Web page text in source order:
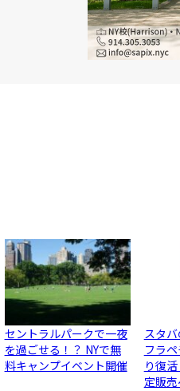
セントラルパークで一夜
を過ごせる！？ NYで無
料キャンプイベント開催
スタ
フラ
り復
定販